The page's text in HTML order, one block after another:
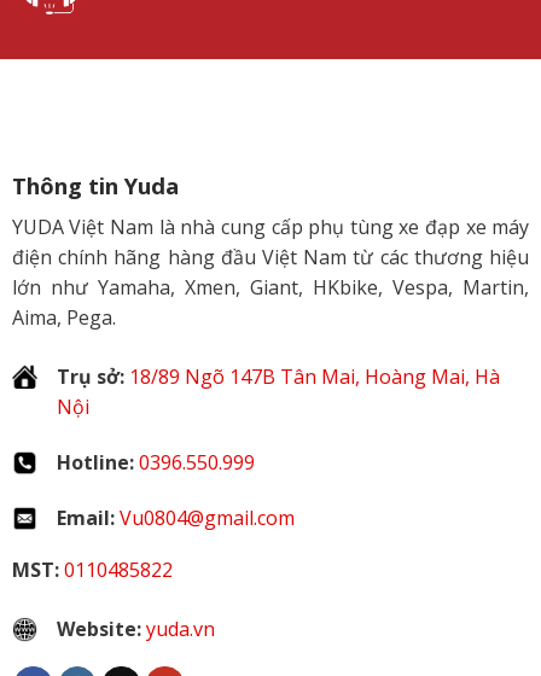
Thông tin Yuda
YUDA Việt Nam là nhà cung cấp phụ tùng xe đạp xe máy
điện chính hãng hàng đầu Việt Nam từ các thương hiệu
lớn như Yamaha, Xmen, Giant, HKbike, Vespa, Martin,
Aima, Pega.
Trụ sở: 18/89 Ngõ 147B Tân Mai, Hoàng Mai, Hà
Nội
Hotline:0396.550.999
Email:Vu0804@gmail.com
MST:0110485822
Website:yuda.vn